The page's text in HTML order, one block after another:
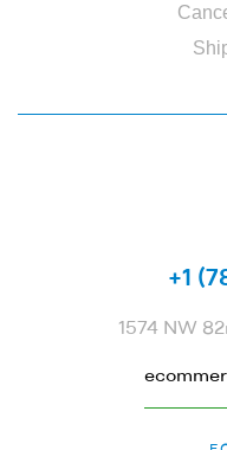
+1
1574 NW